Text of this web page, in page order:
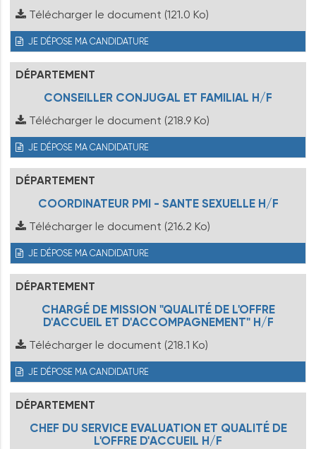
Télécharger le document (121.0 Ko)
JE DÉPOSE MA CANDIDATURE
DÉPARTEMENT
CONSEILLER CONJUGAL ET FAMILIAL H/F
Télécharger le document (218.9 Ko)
JE DÉPOSE MA CANDIDATURE
DÉPARTEMENT
COORDINATEUR PMI - SANTE SEXUELLE H/F
Télécharger le document (216.2 Ko)
JE DÉPOSE MA CANDIDATURE
DÉPARTEMENT
CHARGÉ DE MISSION "QUALITÉ DE L'OFFRE
D'ACCUEIL ET D'ACCOMPAGNEMENT" H/F
Télécharger le document (218.1 Ko)
JE DÉPOSE MA CANDIDATURE
DÉPARTEMENT
CHEF DU SERVICE EVALUATION ET QUALITÉ DE
L'OFFRE D'ACCUEIL H/F